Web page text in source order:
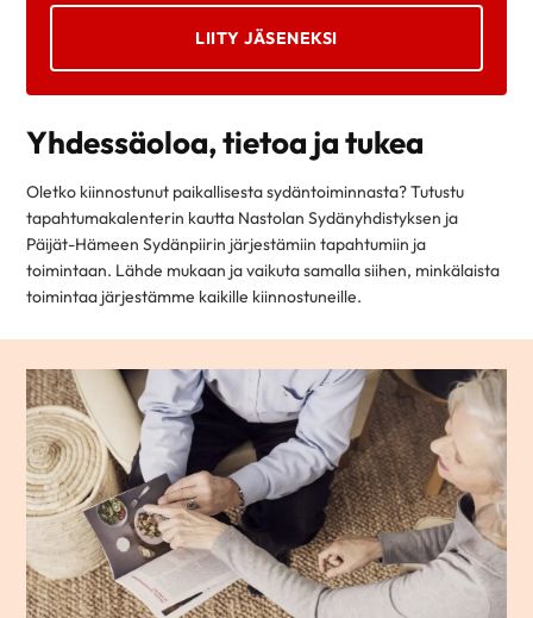
LIITY JÄSENEKSI
Yhdessäoloa, tietoa ja tukea
Oletko kiinnostunut paikallisesta sydäntoiminnasta? Tutustu
tapahtumakalenterin kautta Nastolan Sydänyhdistyksen ja
Päijät-Hämeen Sydänpiirin järjestämiin tapahtumiin ja
toimintaan. Lähde mukaan ja vaikuta samalla siihen, minkälaista
toimintaa järjestämme kaikille kiinnostuneille.